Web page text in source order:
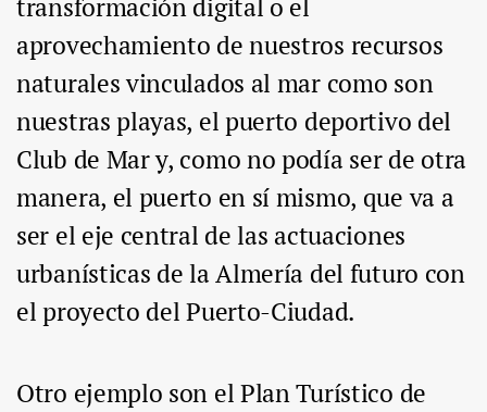
transformación digital o el
aprovechamiento de nuestros recursos
naturales vinculados al mar como son
nuestras playas, el puerto deportivo del
Club de Mar y, como no podía ser de otra
manera, el puerto en sí mismo, que va a
ser el eje central de las actuaciones
urbanísticas de la Almería del futuro con
el proyecto del Puerto-Ciudad.
Otro ejemplo son el Plan Turístico de